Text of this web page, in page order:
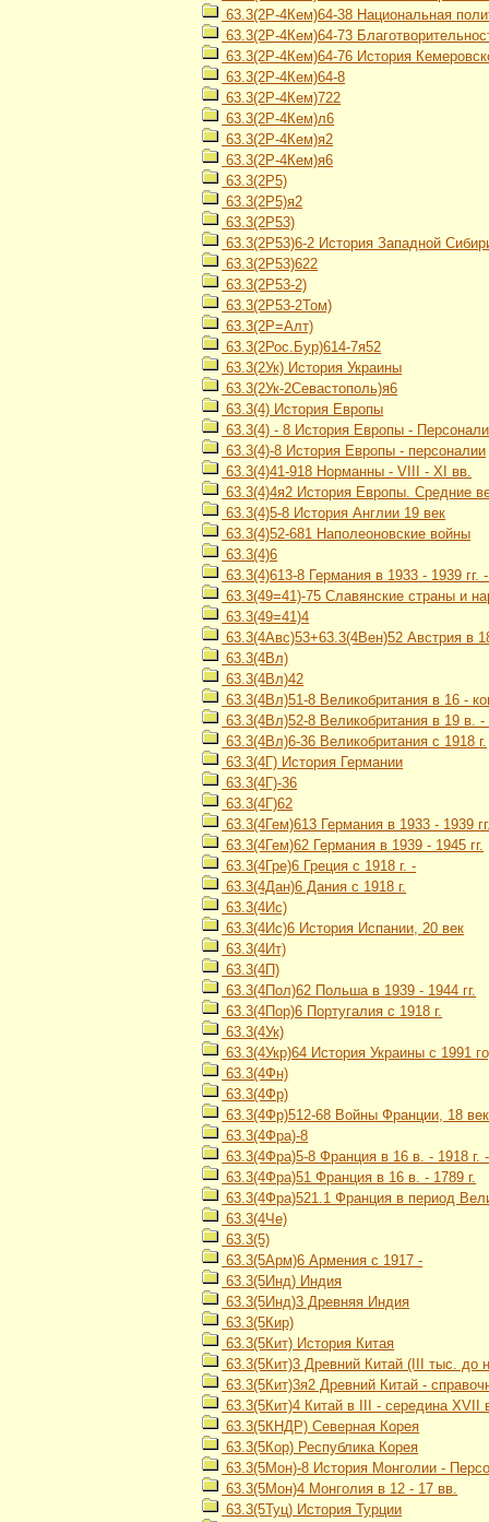
63.3(2Р-4Кем)64-38 Национальная
63.3(2Р-4Кем)64-73
63.3(2Р-4Кем)64-76 История
63.3(2Р-4Кем)64-8
63.3(2Р-4Кем)722
63.3(2Р-4Кем)л6
63.3(2Р-4Кем)я2
63.3(2Р-4Кем)я6
63.3(2Р5)
63.3(2Р5)я2
63.3(2Р53)
63.3(2Р53)6-2 История Западной
63.3(2Р53)622
63.3(2Р53-2)
63.3(2Р53-2Том)
63.3(2Р=Алт)
63.3(2Рос.Бур)614-7я52
63.3(2Ук) История Украины
63.3(2Ук-2Севастополь)я6
63.3(4) История Европы
63.3(4) - 8 История Европы -
63.3(4)-8 История Европы - персоналии
63.3(4)41-918 Норманны - VIII - XI вв.
63.3(4)4я2 История Европы. Средние
63.3(4)5-8 История Англии 19 век
63.3(4)52-681 Наполеоновские войны
63.3(4)6
63.3(4)613-8 Германия в 1933 - 1939 гг.
63.3(49=41)-75 Славянские страны и
63.3(49=41)4
63.3(4Авс)53+63.3(4Вен)52 Австрия в
63.3(4Вл)
63.3(4Вл)42
63.3(4Вл)51-8 Великобритания в 16 -
63.3(4Вл)52-8 Великобритания в 19 в. -
63.3(4Вл)6-36 Великобритания с 1918 г.
63.3(4Г) История Германии
63.3(4Г)-36
63.3(4Г)62
63.3(4Гем)613 Германия в 1933 - 1939
63.3(4Гем)62 Германия в 1939 - 1945 гг.
63.3(4Гре)6 Греция с 1918 г. -
63.3(4Дан)6 Дания с 1918 г.
63.3(4Ис)
63.3(4Ис)6 История Испании, 20 век
63.3(4Ит)
63.3(4П)
63.3(4Пол)62 Польша в 1939 - 1944 гг.
63.3(4Пор)6 Португалия с 1918 г.
63.3(4Ук)
63.3(4Укр)64 История Украины с 1991
63.3(4Фн)
63.3(4Фр)
63.3(4Фр)512-68 Войны Франции, 18 век
63.3(4Фра)-8
63.3(4Фра)5-8 Франция в 16 в. - 1918 г.
63.3(4Фра)51 Франция в 16 в. - 1789 г.
63.3(4Фра)521.1 Франция в период
63.3(4Че)
63.3(5)
63.3(5Арм)6 Армения с 1917 -
63.3(5Инд) Индия
63.3(5Инд)3 Древняя Индия
63.3(5Кир)
63.3(5Кит) История Китая
63.3(5Кит)3 Древний Китай (III тыс. до
63.3(5Кит)3я2 Древний Китай -
63.3(5Кит)4 Китай в III - середина XVII
63.3(5КНДР) Северная Корея
63.3(5Кор) Республика Корея
63.3(5Мон)-8 История Монголии -
63.3(5Мон)4 Монголия в 12 - 17 вв.
63.3(5Туц) История Турции